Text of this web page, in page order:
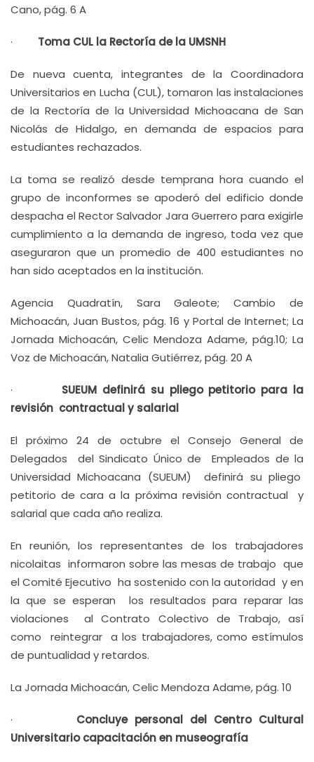
Cano, pág. 6 A
· Toma CUL la Rectoría de la UMSNH
De nueva cuenta, integrantes de la Coordinadora
Universitarios en Lucha (CUL), tomaron las instalaciones
de la Rectoría de la Universidad Michoacana de San
Nicolás de Hidalgo, en demanda de espacios para
estudiantes rechazados.
La toma se realizó desde temprana hora cuando el
grupo de inconformes se apoderó del edificio donde
despacha el Rector Salvador Jara Guerrero para exigirle
cumplimiento a la demanda de ingreso, toda vez que
aseguraron que un promedio de 400 estudiantes no
han sido aceptados en la institución.
Agencia Quadratín, Sara Galeote; Cambio de
Michoacán, Juan Bustos, pág. 16 y Portal de Internet; La
Jornada Michoacán, Celic Mendoza Adame, pág.10; La
Voz de Michoacán, Natalia Gutiérrez, pág. 20 A
· SUEUM definirá su pliego petitorio para la
revisión contractual y salarial
El próximo 24 de octubre el Consejo General de
Delegados del Sindicato Único de Empleados de la
Universidad Michoacana (SUEUM) definirá su pliego
petitorio de cara a la próxima revisión contractual y
salarial que cada año realiza.
En reunión, los representantes de los trabajadores
nicolaitas informaron sobre las mesas de trabajo que
el Comité Ejecutivo ha sostenido con la autoridad y en
la que se esperan los resultados para reparar las
violaciones al Contrato Colectivo de Trabajo, así
como reintegrar a los trabajadores, como estímulos
de puntualidad y retardos.
La Jornada Michoacán, Celic Mendoza Adame, pág. 10
· Concluye personal del Centro Cultural
Universitario capacitación en museografía